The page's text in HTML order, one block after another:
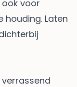
voor
houding. Laten